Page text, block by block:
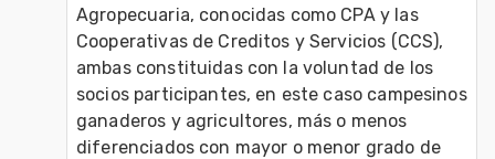
Agropecuaria, conocidas como CPA y las
Cooperativas de Creditos y Servicios (CCS),
ambas constituidas con la voluntad de los
socios participantes, en este caso campesinos
ganaderos y agricultores, más o menos
diferenciados con mayor o menor grado de